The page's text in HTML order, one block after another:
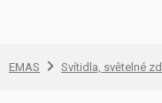
EMAS Svítidla, světelné